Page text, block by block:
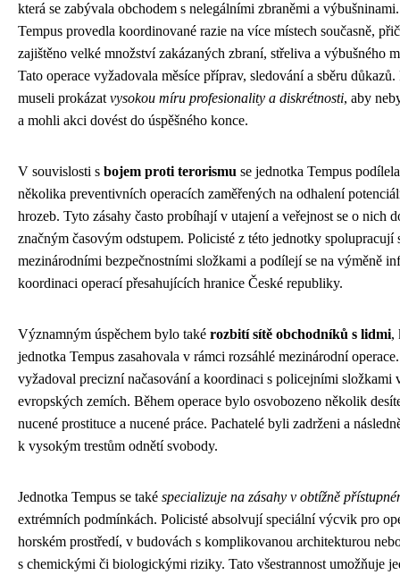
která se zabývala obchodem s nelegálními zbraněmi a
Tempus provedla koordinované razie na více místech současně,
zajištěno velké množství zakázaných zbraní, střeliva a výbušného
Tato operace vyžadovala měsíce příprav, sledování a sběru důkazů.
museli prokázat vysokou míru profesionality a diskrétnosti, aby
a mohli akci dovést do úspěšného konce.
V souvislosti s bojem proti terorismu se jednotka Tempus
několika preventivních operacích zaměřených na odhalení
hrozeb. Tyto zásahy často probíhají v utajení a veřejnost se o nich
značným časovým odstupem. Policisté z této jednotky spolupracují
mezinárodními bezpečnostními složkami a podílejí se na výměně
koordinaci operací přesahujících hranice České republiky.
Významným úspěchem bylo také rozbití sítě obchodníků s lidmi,
jednotka Tempus zasahovala v rámci rozsáhlé mezinárodní
vyžadoval precizní načasování a koordinaci s policejními složkami
evropských zemích. Během operace bylo osvobozeno několik
nucené prostituce a nucené práce. Pachatelé byli zadrženi a
k vysokým trestům odnětí svobody.
Jednotka Tempus se také specializuje na zásahy v obtížně
extrémních podmínkách. Policisté absolvují speciální výcvik pro
horském prostředí, v budovách s komplikovanou architekturou
s chemickými či biologickými riziky. Tato všestrannost umožňuje